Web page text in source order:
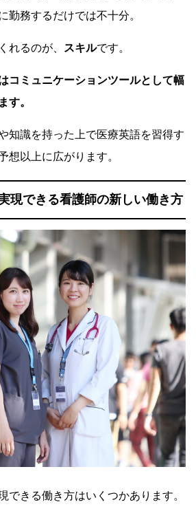
勤務するだけでは不十分。
れるのが、 スキルです。
コミュニケーションツールとして幅
す。
知識を持った上で医療英語を習得す
想以上に広がります。
現できる看護師の新しい働き方
できる働き方はいくつかあります。